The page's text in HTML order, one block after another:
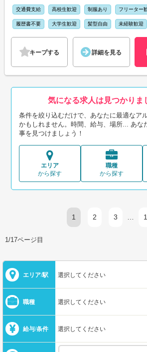
交通費支給 高校生歓迎 制服あり フリーター
履歴書不要 大学生歓迎 髪型自由 未経験歓迎
キープする 詳細を見る
気になる求人は見つかりま
条件を絞り込むだけで、あなたに最適なア
かもしれません。時間、給与、場所... あな
事を見つけましょう！
エリア
から探す
職種
から探す
1 2 3
1/17ページ目
エリア/駅 選択してください
職種 選択してください
給与/条件 選択してください